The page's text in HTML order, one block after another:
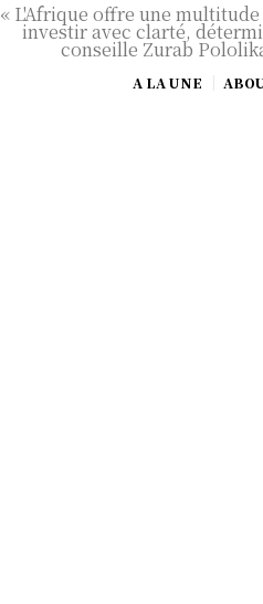
« L'Afrique offre une
investir avec clarté,
conseille Zurab
A LA UNE